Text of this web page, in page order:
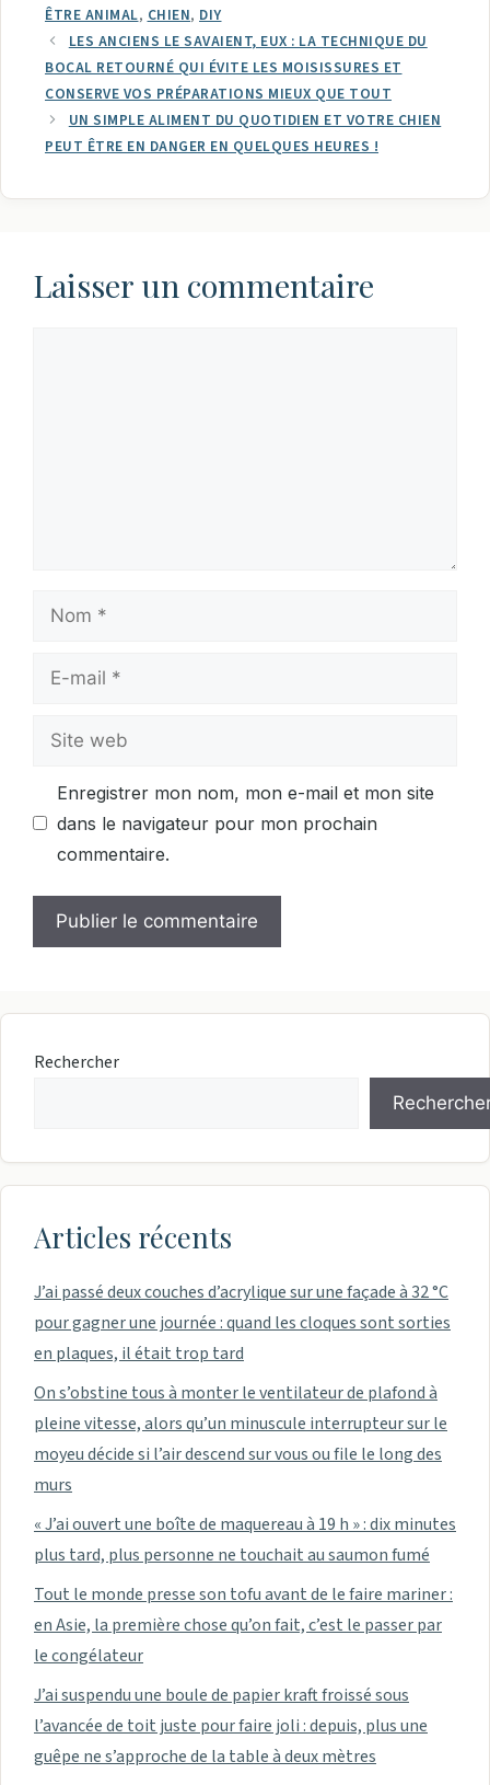
ÊTRE ANIMAL, CHIEN, DIY
LES ANCIENS LE SAVAIENT, EUX : LA TECHNIQUE DU
BOCAL RETOURNÉ QUI ÉVITE LES MOISISSURES ET
CONSERVE VOS PRÉPARATIONS MIEUX QUE TOUT
UN SIMPLE ALIMENT DU QUOTIDIEN ET VOTRE CHIEN
PEUT ÊTRE EN DANGER EN QUELQUES HEURES !
Laisser un commentaire
Nom
Site
Enregistrer mon nom, mon e-mail et mon site
dans le navigateur pour mon prochain
commentaire.
Rechercher
Articles récents
J’ai passé deux couches d’acrylique sur une façade à 32 °C
pour gagner une journée : quand les cloques sont sorties
en plaques, il était trop tard
On s’obstine tous à monter le ventilateur de plafond à
pleine vitesse, alors qu’un minuscule interrupteur sur le
moyeu décide si l’air descend sur vous ou file le long des
murs
« J’ai ouvert une boîte de maquereau à 19 h » : dix minutes
plus tard, plus personne ne touchait au saumon fumé
Tout le monde presse son tofu avant de le faire mariner :
en Asie, la première chose qu’on fait, c’est le passer par
le congélateur
J’ai suspendu une boule de papier kraft froissé sous
l’avancée de toit juste pour faire joli : depuis, plus une
guêpe ne s’approche de la table à deux mètres